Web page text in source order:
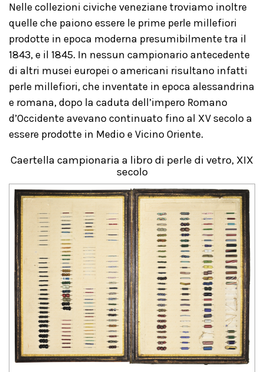
Nelle collezioni civiche veneziane troviamo inoltre
quelle che paiono essere le prime perle millefiori
prodotte in epoca moderna presumibilmente tra il
1843, e il 1845. In nessun campionario antecedente
di altri musei europei o americani risultano infatti
perle millefiori, che inventate in epoca alessandrina
e romana, dopo la caduta dell’impero Romano
d’Occidente avevano continuato fino al XV secolo a
essere prodotte in Medio e Vicino Oriente.
Caertella campionaria a libro di perle di vetro, XIX
secolo